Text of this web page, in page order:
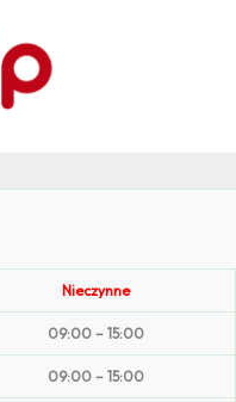
Nieczynne
09:00 – 15:00
09:00 – 15:00